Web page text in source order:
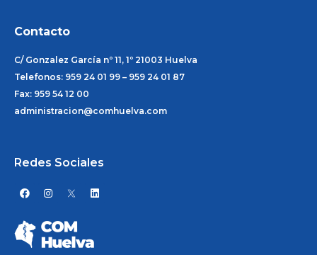
Contacto
C/ Gonzalez García nº 11, 1º 21003 Huelva
Telefonos: 959 24 01 99 – 959 24 01 87
Fax: 959 54 12 00
administracion@comhuelva.com
Redes Sociales
F
a
e
b
o
o
I
n
a
g
r
L
i
i